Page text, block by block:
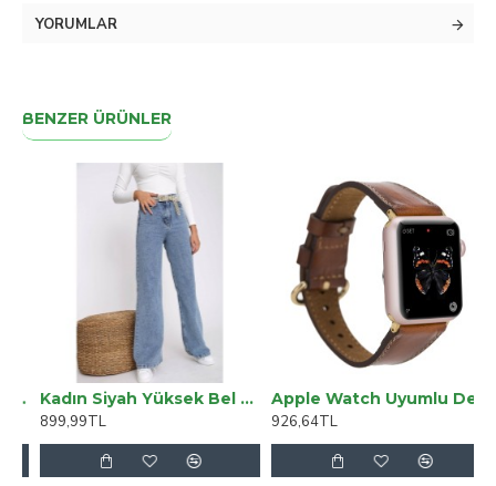
YORUMLAR
BENZER ÜRÜNLER
Kadın Siyah Yüksek Bel Likralı Mom Jeans
899,99TL
Apple Watch Uyumlu Deri Kordon 38-40-41mm ROM RST2EF
926,64TL